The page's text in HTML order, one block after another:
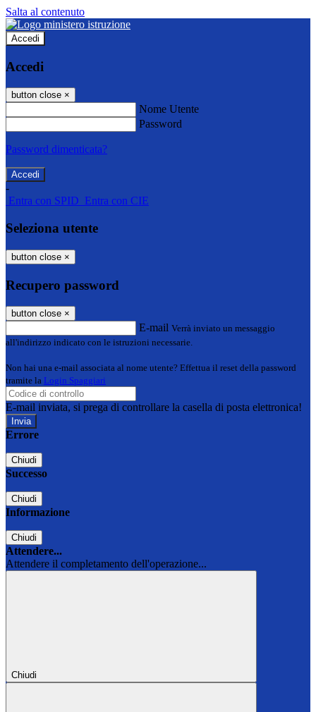
Salta al contenuto
Accedi
Accedi
button close ×
Nome Utente
Password
Password dimenticata?
-
Entra con SPID Entra con CIE
Seleziona utente
button close ×
Recupero password
button close ×
E-mail Verrà inviato un messaggio
all'indirizzo indicato con le istruzioni necessarie.
Non hai una e-mail associata al nome utente? Effettua il reset della password
tramite la Login Spaggiari
E-mail inviata, si prega di controllare la casella di posta elettronica!
Errore
Chiudi
Successo
Chiudi
Informazione
Chiudi
Attendere...
Attendere il completamento dell'operazione...
Chiudi